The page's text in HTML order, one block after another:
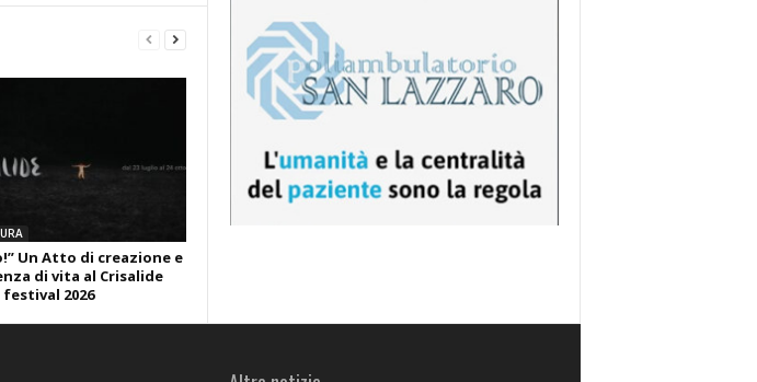
Un Atto di creazione e
di vita al Crisalide
festival 2026